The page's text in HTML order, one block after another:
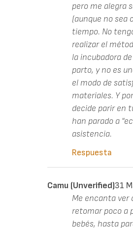
pero me alegra
(aunque no sea
tiempo. No
realizar el
la incubadora
parto, y no es
el modo de
materiales. Y
decide parir en
han parado a
asistencia.
Respuesta
Camu (unverified)31
Me encanta ver
retomar poco a
bebés, hasta